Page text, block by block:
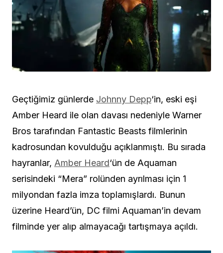
Geçtiğimiz günlerde Johnny Depp‘in, eski eşi
Amber Heard ile olan davası nedeniyle Warner
Bros tarafından Fantastic Beasts filmlerinin
kadrosundan kovulduğu açıklanmıştı. Bu sırada
hayranlar, Amber Heard‘ün de Aquaman
serisindeki “Mera” rolünden ayrılması için 1
milyondan fazla imza toplamışlardı. Bunun
üzerine Heard’ün, DC filmi Aquaman’in devam
filminde yer alıp almayacağı tartışmaya açıldı.